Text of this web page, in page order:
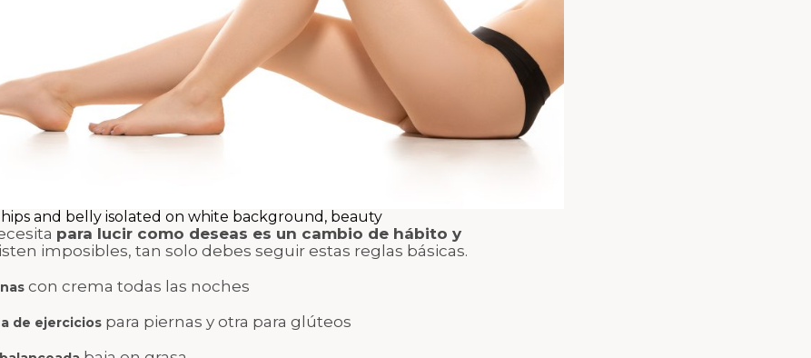
and belly isolated on white background, beauty
para lucir como deseas es un cambio de hábito y
imposibles, tan solo debes seguir estas reglas básicas.
con crema todas las noches
de ejercicios para piernas y otra para glúteos